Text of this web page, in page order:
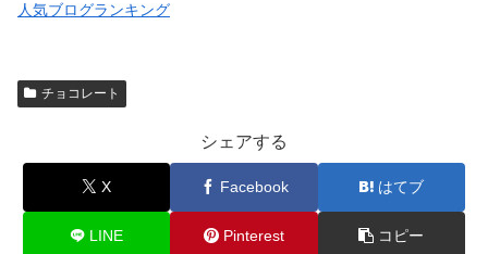
人気ブログランキング
チョコレート
シェアする
X Facebook はてブ
LINE Pinterest コピー